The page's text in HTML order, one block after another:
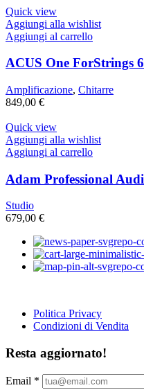
Quick view
Aggiungi alla wishlist
Aggiungi al carrello
ACUS One ForStrings
Amplificazione, Chitarre
849,00 €
Quick view
Aggiungi alla wishlist
Aggiungi al carrello
Adam Professional
Studio
679,00 €
Politica Privacy
Condizioni di Vendita
Resta aggiornato!
Email *